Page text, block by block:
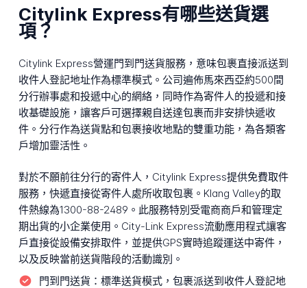
Citylink Express有哪些送貨選
項？
Citylink Express營運門到門送貨服務，意味包裹直接派送到
收件人登記地址作為標準模式。公司遍佈馬來西亞約500間
分行辦事處和投遞中心的網絡，同時作為寄件人的投遞和接
收基礎設施，讓客戶可選擇親自送達包裹而非安排快遞收
件。分行作為送貨點和包裹接收地點的雙重功能，為各類客
戶增加靈活性。
對於不願前往分行的寄件人，Citylink Express提供免費取件
服務，快遞直接從寄件人處所收取包裹。Klang Valley的取
件熱線為1300-88-2489。此服務特別受電商商戶和管理定
期出貨的小企業使用。City-Link Express流動應用程式讓客
戶直接從設備安排取件，並提供GPS實時追蹤運送中寄件，
以及反映當前送貨階段的活動識別。
門到門送貨： 標準送貨模式，包裹派送到收件人登記地